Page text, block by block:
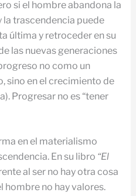
si el hombre abandona la
la trascendencia puede
última y retroceder en su
las nuevas generaciones
no como un
sino en el crecimiento de
Progresar no es “tener
en el materialismo
En su libro “El
al ser no hay otra cosa
hombre no hay valores.